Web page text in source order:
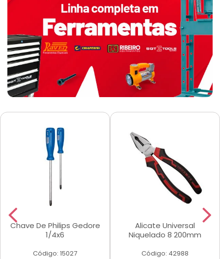
Chave De Philips Gedore
1/4x6
Código: 15027
Alicate Universal
Niquelado 8 200mm
Código: 42988